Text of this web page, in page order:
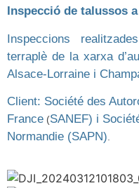
Inspecció de talussos
Inspeccions
terraplè de la xarxa
Alsace-Lorraine i
Client: Société des
France (SANEF) i
Normandie (SAPN)